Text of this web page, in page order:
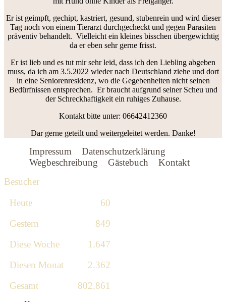
Er ist geimpft, gechipt, kastriert, gesund, stubenrein und wird dieser
Tag noch von einem Tierarzt durchgecheckt und gegen Parasiten
präventiv behandelt. Vielleicht ein kleines bisschen übergewichtig
da er eben sehr gerne frisst.
Er ist lieb und es tut mir sehr leid, dass ich den Liebling abgeben
muss, da ich am 3.5.2022 wieder nach Deutschland ziehe und dort
in eine Seniorenresidenz, wo die Gegebenheiten nicht seinen
Bedürfnissen entsprechen. Er braucht aufgrund seiner Scheu und
der Schreckhaftigkeit ein ruhiges Zuhause.
Kontakt bitte unter: 06642412360
Dar gerne geteilt und weitergeleitet werden. Danke!
Impressum
Datenschutzerklärung
Wegbeschreibung
Gästebuch
Kontakt
Besucher
Heute
60
Gestern
849
Diese Woche
1.647
Diesen Monat
2.362
Gesamt
802.861